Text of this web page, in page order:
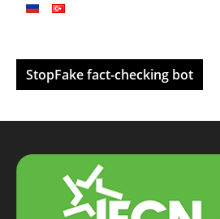
StopFake fact-checking bot